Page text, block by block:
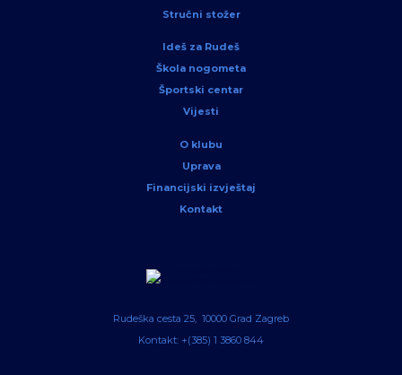
Stručni stožer
Ideš za Rudeš
Škola nogometa
Športski centar
Vijesti
O klubu
Uprava
Financijski izvještaj
Kontakt
Rudeška cesta 25, 10000 Grad Zagreb
Kontakt: +(385) 1 3860 844